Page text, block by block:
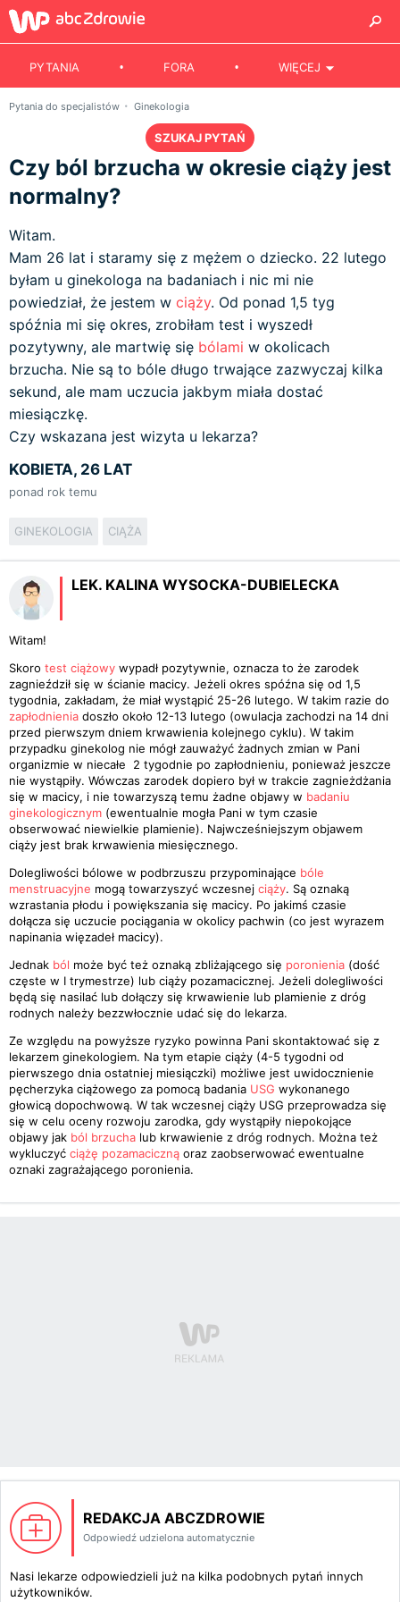
PYTANIA FORA WIĘCEJ
Pytania do specjalistów Ginekologia
SZUKAJ PYTAŃ
Czy ból brzucha w okresie ciąży jest
normalny?
Witam.
Mam 26 lat i staramy się z mężem o dziecko. 22 lutego
byłam u ginekologa na badaniach i nic mi nie
powiedział, że jestem w ciąży. Od ponad 1,5 tyg
spóźnia mi się okres, zrobiłam test i wyszedł
pozytywny, ale martwię się bólami w okolicach
brzucha. Nie są to bóle długo trwające zazwyczaj kilka
sekund, ale mam uczucia jakbym miała dostać
miesiączkę.
Czy wskazana jest wizyta u lekarza?
KOBIETA, 26 LAT
ponad rok temu
GINEKOLOGIA CIĄŻA
LEK. KALINA WYSOCKA-DUBIELECKA
Witam!
Skoro test ciążowy wypadł pozytywnie, oznacza to że zarodek
zagnieździł się w ścianie macicy. Jeżeli okres spóźna się od 1,5
tygodnia, zakładam, że miał wystąpić 25-26 lutego. W takim razie do
zapłodnienia doszło około 12-13 lutego (owulacja zachodzi na 14 dni
przed pierwszym dniem krwawienia kolejnego cyklu). W takim
przypadku ginekolog nie mógł zauważyć żadnych zmian w Pani
organizmie w niecałe 2 tygodnie po zapłodnieniu, ponieważ jeszcze
nie wystąpiły. Wówczas zarodek dopiero był w trakcie zagnieżdżania
się w macicy, i nie towarzyszą temu żadne objawy w badaniu
ginekologicznym (ewentualnie mogła Pani w tym czasie
obserwować niewielkie plamienie). Najwcześniejszym objawem
ciąży jest brak krwawienia miesięcznego.
Dolegliwości bólowe w podbrzuszu przypominające bóle
menstruacyjne mogą towarzyszyć wczesnej ciąży. Są oznaką
wzrastania płodu i powiększania się macicy. Po jakimś czasie
dołącza się uczucie pociągania w okolicy pachwin (co jest wyrazem
napinania więzadeł macicy).
Jednak ból może być też oznaką zbliżającego się poronienia (dość
częste w I trymestrze) lub ciąży pozamacicznej. Jeżeli dolegliwości
będą się nasilać lub dołączy się krwawienie lub plamienie z dróg
rodnych należy bezzwłocznie udać się do lekarza.
Ze względu na powyższe ryzyko powinna Pani skontaktować się z
lekarzem ginekologiem. Na tym etapie ciąży (4-5 tygodni od
pierwszego dnia ostatniej miesiączki) możliwe jest uwidocznienie
pęcherzyka ciążowego za pomocą badania USG wykonanego
głowicą dopochwową. W tak wczesnej ciąży USG przeprowadza się
się w celu oceny rozwoju zarodka, gdy wystąpiły niepokojące
objawy jak ból brzucha lub krwawienie z dróg rodnych. Można też
wykluczyć ciążę pozamaciczną oraz zaobserwować ewentualne
oznaki zagrażającego poronienia.
REDAKCJA ABCZDROWIE
Odpowiedź udzielona automatycznie
Nasi lekarze odpowiedzieli już na kilka podobnych pytań innych
użytkowników.